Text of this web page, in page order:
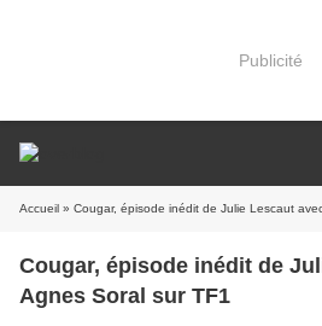
Publicité
Accueil » Cougar, épisode inédit de Julie Lescaut
Cougar, épisode inédit de
Agnes Soral sur TF1